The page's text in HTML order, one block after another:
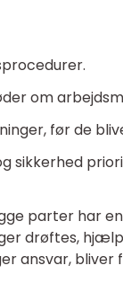
om
før de
sikkerhed
parter har
drøftes,
ansvar,